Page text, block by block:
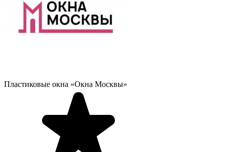
Пластиковые окна «Окна Москвы»